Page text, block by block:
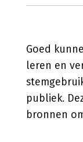
Goed
leren en
publiek.
bronnen